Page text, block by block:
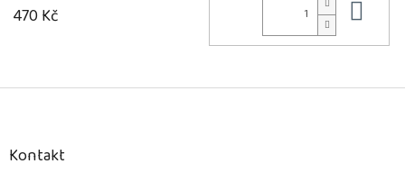
470 Kč
Z
Kontakt